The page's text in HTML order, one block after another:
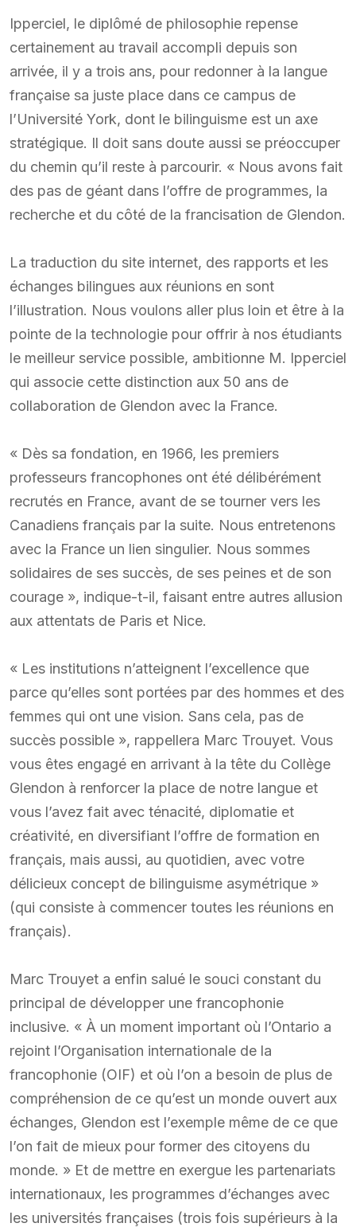
Ipperciel, le diplômé de philosophie repense
certainement au travail accompli depuis son
arrivée, il y a trois ans, pour redonner à la langue
française sa juste place dans ce campus de
l’Université York, dont le bilinguisme est un axe
stratégique. Il doit sans doute aussi se préoccuper
du chemin qu’il reste à parcourir. « Nous avons fait
des pas de géant dans l’offre de programmes, la
recherche et du côté de la francisation de Glendon.
La traduction du site internet, des rapports et les
échanges bilingues aux réunions en sont
l’illustration. Nous voulons aller plus loin et être à la
pointe de la technologie pour offrir à nos étudiants
le meilleur service possible, ambitionne M. Ipperciel
qui associe cette distinction aux 50 ans de
collaboration de Glendon avec la France.
« Dès sa fondation, en 1966, les premiers
professeurs francophones ont été délibérément
recrutés en France, avant de se tourner vers les
Canadiens français par la suite. Nous entretenons
avec la France un lien singulier. Nous sommes
solidaires de ses succès, de ses peines et de son
courage », indique-t-il, faisant entre autres allusion
aux attentats de Paris et Nice.
« Les institutions n’atteignent l’excellence que
parce qu’elles sont portées par des hommes et des
femmes qui ont une vision. Sans cela, pas de
succès possible », rappellera Marc Trouyet. Vous
vous êtes engagé en arrivant à la tête du Collège
Glendon à renforcer la place de notre langue et
vous l’avez fait avec ténacité, diplomatie et
créativité, en diversifiant l’offre de formation en
français, mais aussi, au quotidien, avec votre
délicieux concept de bilinguisme asymétrique »
(qui consiste à commencer toutes les réunions en
français).
Marc Trouyet a enfin salué le souci constant du
principal de développer une francophonie
inclusive. « À un moment important où l’Ontario a
rejoint l’Organisation internationale de la
francophonie (OIF) et où l’on a besoin de plus de
compréhension de ce qu’est un monde ouvert aux
échanges, Glendon est l’exemple même de ce que
l’on fait de mieux pour former des citoyens du
monde. » Et de mettre en exergue les partenariats
internationaux, les programmes d’échanges avec
les universités françaises (trois fois supérieurs à la